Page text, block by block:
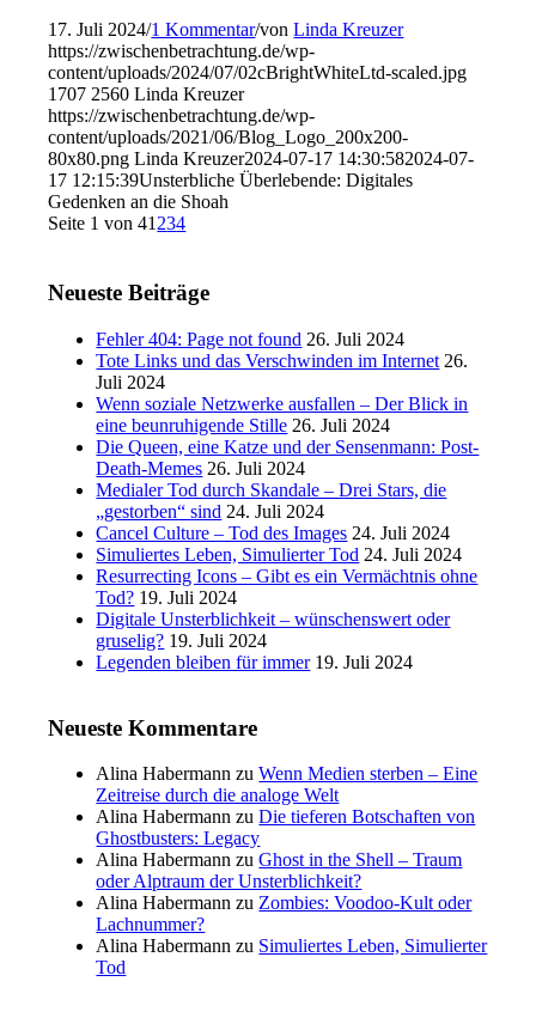
17. Juli 2024/1 Kommentar/vonLinda Kreuzer
https://zwischenbetrachtung.de/wp-
content/uploads/2024/07/02cBrightWhiteLtd-scaled.jpg
1707 2560 Linda Kreuzer
https://zwischenbetrachtung.de/wp-
content/uploads/2021/06/Blog_Logo_200x200-
80x80.png Linda Kreuzer2024-07-17 14:30:582024-07-
17 12:15:39Unsterbliche Überlebende: Digitales
Gedenken an die Shoah
Seite 1 von 41 234
Neueste Beiträge
Fehler 404: Page not found 26. Juli 2024
Tote Links und das Verschwinden im Internet 26.
Juli 2024
Wenn soziale Netzwerke ausfallen – Der Blick in
eine beunruhigende Stille 26. Juli 2024
Die Queen, eine Katze und der Sensenmann: Post-
Death-Memes 26. Juli 2024
Medialer Tod durch Skandale – Drei Stars, die
„gestorben“ sind 24. Juli 2024
Cancel Culture – Tod des Images 24. Juli 2024
Simuliertes Leben, Simulierter Tod 24. Juli 2024
Resurrecting Icons – Gibt es ein Vermächtnis ohne
Tod? 19. Juli 2024
Digitale Unsterblichkeit – wünschenswert oder
gruselig? 19. Juli 2024
Legenden bleiben für immer 19. Juli 2024
Neueste Kommentare
Alina Habermann zuWenn Medien sterben – Eine
Zeitreise durch die analoge Welt
Alina Habermann zuDie tieferen Botschaften von
Ghostbusters: Legacy
Alina Habermann zuGhost in the Shell – Traum
oder Alptraum der Unsterblichkeit?
Alina Habermann zuZombies: Voodoo-Kult oder
Lachnummer?
Alina Habermann zu Simuliertes Leben, Simulierter
Tod